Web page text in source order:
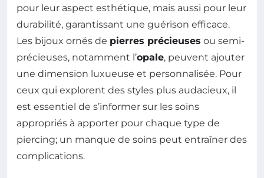
pour leur aspect esthétique, mais aussi pour leur
durabilité, garantissant une guérison efficace.
Les bijoux ornés de pierres précieuses ou semi-
précieuses, notamment l’opale, peuvent ajouter
une dimension luxueuse et personnalisée. Pour
ceux qui explorent des styles plus audacieux, il
est essentiel de s’informer sur les soins
appropriés à apporter pour chaque type de
piercing; un manque de soins peut entraîner des
complications.